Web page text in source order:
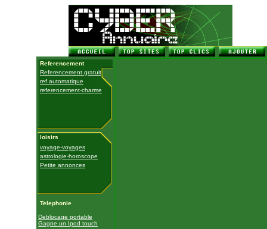
Referencement
Referencement gratuit
ref automatique
referencement-charme
loisirs
voyage-voyages
astrologie-horoscope
Petite annonces
Telephonie
Deblocage portable
Gagne un Ipod touch